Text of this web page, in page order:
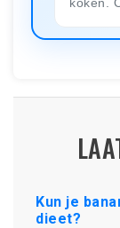
Kun je
dieet?